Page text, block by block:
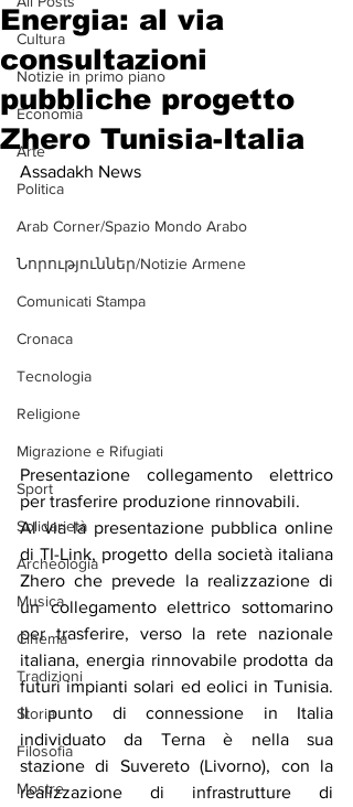
Cultura
Notizie in primo piano
Economia
Arte
Politica
Arab Corner/Spazio Mondo Arabo
Նորություններ/Notizie Armene
Comunicati Stampa
Cronaca
Tecnologia
Religione
Migrazione e Rifugiati
Sport
Solidarietà
Archeologia
Musica
Cinema
Tradizioni
Storia
Filosofia
Mostre
Energia: al via
consultazioni
pubbliche progetto
Zhero Tunisia-Italia
Assadakh News
Presentazione collegamento elettrico
per trasferire produzione rinnovabili.
Al via la presentazione pubblica online
di TI-Link, progetto della società italiana
Zhero che prevede la realizzazione di
un collegamento elettrico sottomarino
per trasferire, verso la rete nazionale
italiana, energia rinnovabile prodotta da
futuri impianti solari ed eolici in Tunisia.
Il punto di connessione in Italia
individuato da Terna è nella sua
stazione di Suvereto (Livorno), con la
realizzazione di infrastrutture di